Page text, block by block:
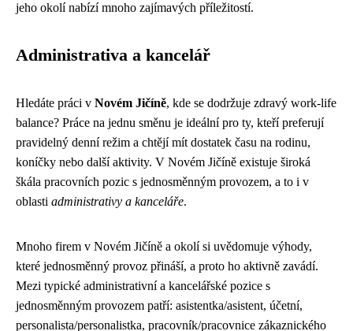
jeho okolí nabízí mnoho zajímavých příležitostí.
Administrativa a kancelář
Hledáte práci v Novém Jičíně, kde se dodržuje zdravý work-life
balance? Práce na jednu směnu je ideální pro ty, kteří preferují
pravidelný denní režim a chtějí mít dostatek času na rodinu,
koníčky nebo další aktivity. V Novém Jičíně existuje široká
škála pracovních pozic s jednosměnným provozem, a to i v
oblasti administrativy a kanceláře.
Mnoho firem v Novém Jičíně a okolí si uvědomuje výhody,
které jednosměnný provoz přináší, a proto ho aktivně zavádí.
Mezi typické administrativní a kancelářské pozice s
jednosměnným provozem patří: asistentka/asistent, účetní,
personalista/personalistka, pracovník/pracovnice zákaznického